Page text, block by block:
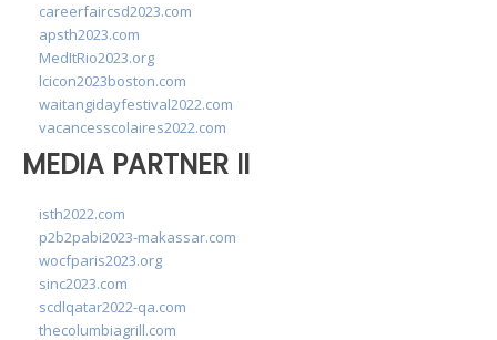
careerfaircsd2023.com
apsth2023.com
MedItRio2023.org
lcicon2023boston.com
waitangidayfestival2022.com
vacancesscolaires2022.com
MEDIA PARTNER II
isth2022.com
p2b2pabi2023-makassar.com
wocfparis2023.org
sinc2023.com
scdlqatar2022-qa.com
thecolumbiagrill.com